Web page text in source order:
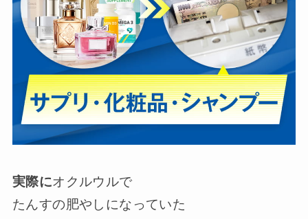
実際にオクルウルで
たんすの肥やしになっていた